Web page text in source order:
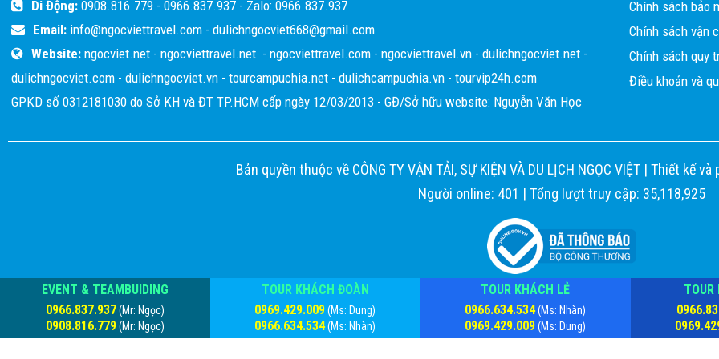
cũng hết sức đáng yêu. Cảm ơn Ngọc Việt
Travel, hẹn một ngày không xa sẽ gặp lại
các bạn.
Di Động: 0908.816.779 - 0966.837.937 - Zalo: 0966.837.937
Email: info@ngocviettravel.com - dulichngocviet668@gmail.com
Website: ngocviet.net - ngocviettravel.net - ngocviettravel.com - ngocviettravel.vn - dulichngocviet.net -
dulichngocviet.com - dulichngocviet.vn - tourcampuchia.net - dulichcampuchia.vn - tourvip24h.com
GPKD số 0312181030 do Sở KH và ĐT TP.HCM cấp ngày 12/03/2013 - GĐ/Sở hữu website: Nguyễn Văn Học
Chính sách bảo
Chính sách vận
Chính sách quy
Điều khoản và
Bản quyền thuộc về CÔNG TY VẬN TẢI, SỰ KIỆN VÀ DU LỊCH NGỌC VIỆT | Thiết kế và
Người online: 401 | Tổng lượt truy cập: 35,118,925
EVENT & TEAMBUIDING
0966.837.937(Mr: Ngọc)
0908.816.779(Mr: Ngọc)
TOUR KHÁCH ĐOÀN
0969.429.009(Ms: Dung)
0966.634.534(Ms: Nhàn)
TOUR KHÁCH LẺ
0966.634.534(Ms: Nhàn)
0969.429.009(Ms: Dung)
TOUR